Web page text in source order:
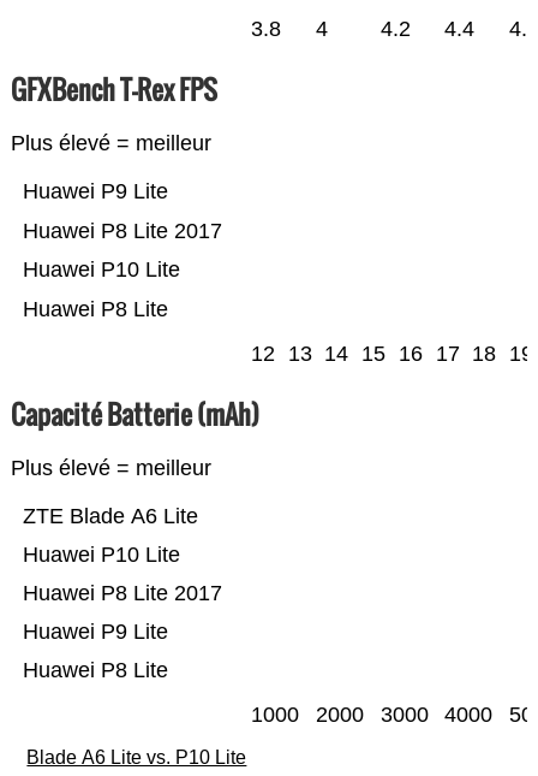
3.8 4 4.2 4.4 4.6
GFXBench T-Rex FPS
Plus élevé = meilleur
Huawei P8 Lite
Huawei P10 Lite
Huawei P8 Lite 2017
Huawei P9 Lite
12 13 14 15 16 17 18 19
Capacité Batterie (mAh)
Plus élevé = meilleur
Huawei P8 Lite
Huawei P9 Lite
Huawei P8 Lite 2017
Huawei P10 Lite
ZTE Blade A6 Lite
1000 2000 3000 4000
Blade A6 Lite vs. P10 Lite